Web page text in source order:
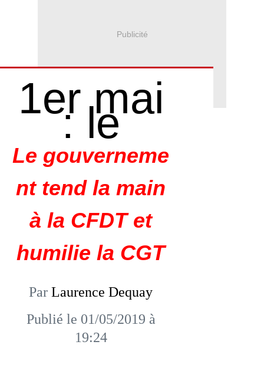
Publicité
1er mai
: le
Le gouverneme
nt tend la main
à la CFDT et
humilie la CGT
Par Laurence Dequay
Publié le 01/05/2019 à
19:24